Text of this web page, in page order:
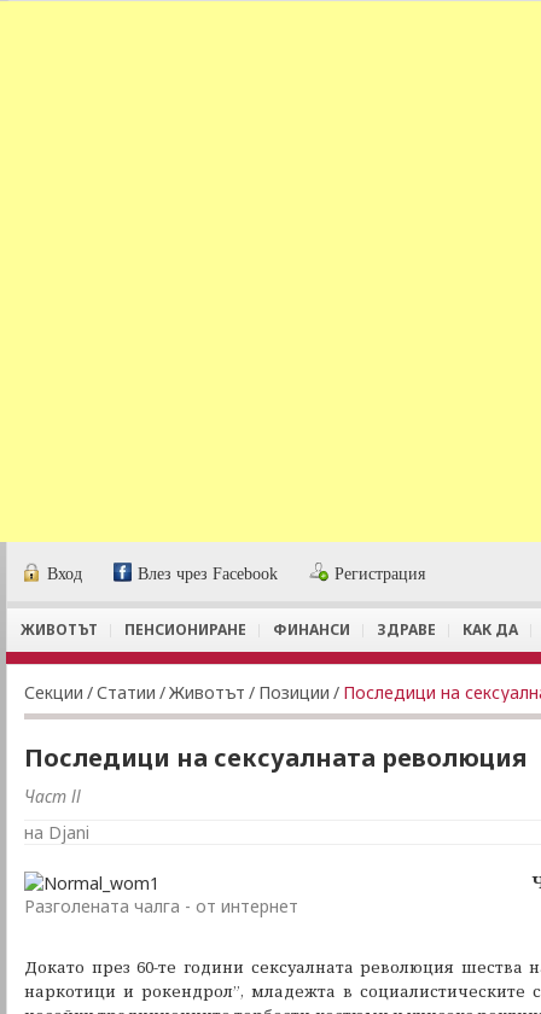
Вход Влез чрез Facebook Регистрация
ЖИВОТЪТ ПЕНСИОНИРАНЕ ФИНАНСИ ЗДРАВЕ КАК ДА
Секции /Статии /Животът / Позиции / Последици на
Последици на сексуалната революция
Част ІІ
на Djani
Разголената чалга - от интернет
Докато през 60-те години сексуалната революция шества
наркотици и рокендрол”, младежта в социалистическите